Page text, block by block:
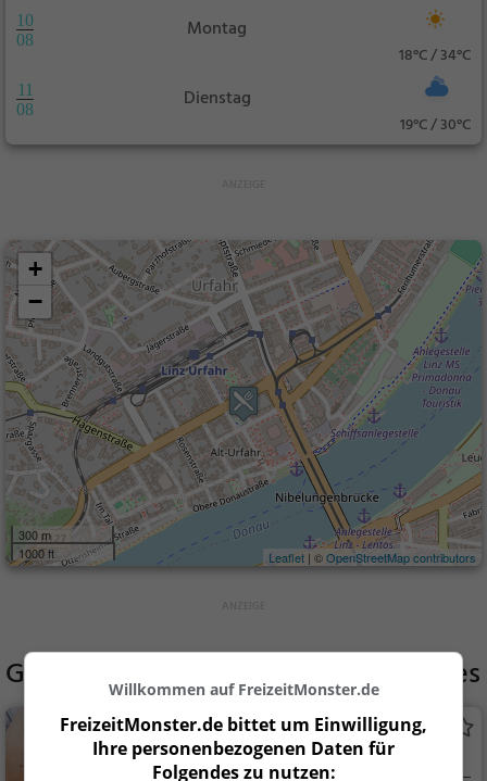
10
08
Montag
18°C / 34°C
11
08
Dienstag
19°C / 30°C
+
−
300 m
1000 ft
Leaflet | ©OpenStreetMap contributors
Gaststätten in der Nähe vonUrbanides
Cafe am Grünmarkt
Café in Linz
Willkommen auf FreizeitMonster.de
FreizeitMonster.de bittet um Einwilligung,
Ihre personenbezogenen Daten für
Folgendes zu nutzen: